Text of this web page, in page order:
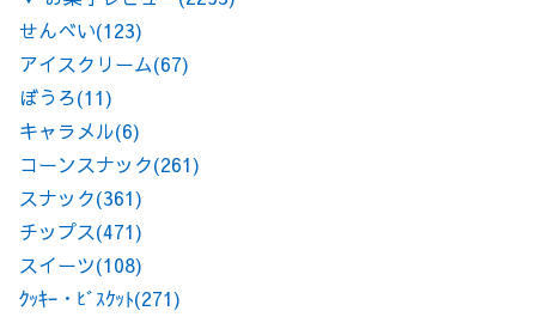
せんべい(123)
アイスクリーム(67)
ぼうろ(11)
キャラメル(6)
コーンスナック(261)
スナック(361)
チップス(471)
スイーツ(108)
ｸｯｷｰ・ﾋﾞｽｹｯﾄ(271)